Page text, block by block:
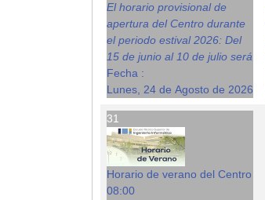
El horario provisional de
apertura del Centro durante
el periodo estival 2026: Del
15 de junio al 10 de julio será
Fecha :
Lunes, 24 de Agosto de 2026
31
Horario de verano del Centro
08:00